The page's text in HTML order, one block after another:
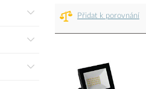
Přidat k porovnání